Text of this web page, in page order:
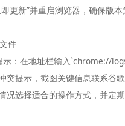
更新”并重启浏览器，确保版
件
示：在地址栏输入`chrome://
突提示，截图关键信息联系谷歌
况选择适合的操作方式，并定